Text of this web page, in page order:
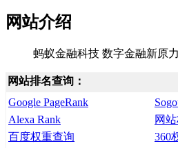
网站介绍
蚂蚁金融科技 数字金融新原力
网站排名查询：
Google PageRank
Alexa Rank
网
百度权重查询
360